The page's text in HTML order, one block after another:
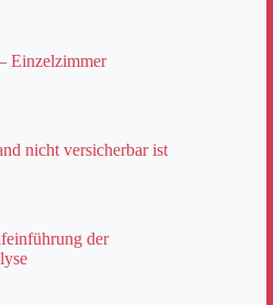
Einzelzimmer
nicht versicherbar ist
der